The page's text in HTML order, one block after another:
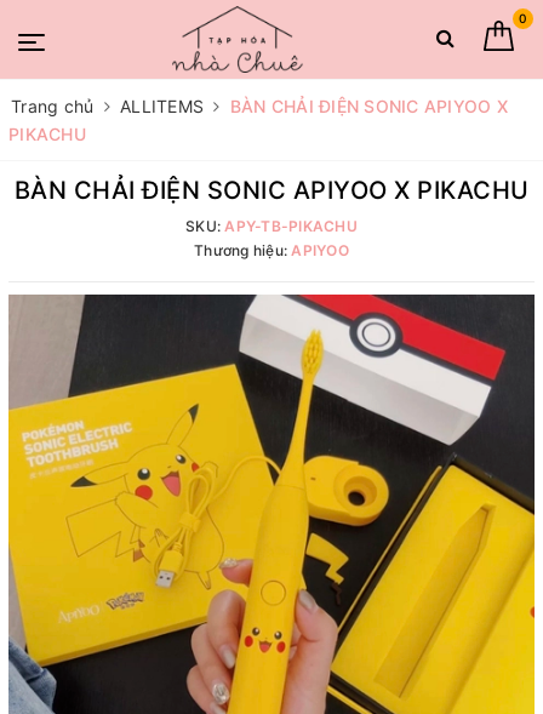
0
Trang chủ ALLITEMS
BÀN CHẢI ĐIỆN SONIC APIYOO X
PIKACHU
BÀN CHẢI ĐIỆN SONIC APIYOO X PIKACHU
SKU:APY-TB-PIKACHU
Thương hiệu:APIYOO